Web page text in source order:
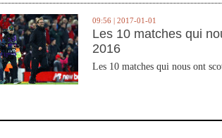
09:56 | 2017-01-01
Les 10 matches qui
2016
Les 10 matches qui nous ont